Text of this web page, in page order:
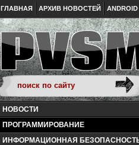
ГЛАВНАЯ АРХИВ НОВОСТЕЙ ANDROID
НОВОСТИ
ПРОГРАММИРОВАНИЕ
ИНФОРМАЦИОННАЯ